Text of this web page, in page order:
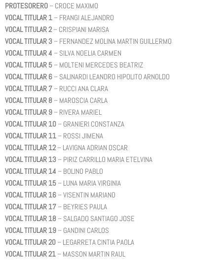
PROTESORERO – CROCE MAXIMO
VOCAL TITULAR 1 – FRANGI ALEJANDRO
VOCAL TITULAR 2 – CRISPIANI MARISA
VOCAL TITULAR 3 – FERNANDEZ MOLINA MARTIN GUILLERMO
VOCAL TITULAR 4 – SILVA NOELIA CARMEN
VOCAL TITULAR 5 – MOLTENI MERCEDES BEATRIZ
VOCAL TITULAR 6 – SALINARDI LEANDRO HIPOLITO ARNOLDO
VOCAL TITULAR 7 – RUCCI ANA CLARA
VOCAL TITULAR 8 – MAROSCIA CARLA
VOCAL TITULAR 9 – RIVERA MARIEL
VOCAL TITULAR 10 – GRANIERI CONSTANZA
VOCAL TITULAR 11 – ROSSI JIMENA
VOCAL TITULAR 12 – LAVIGNA ADRIAN OSCAR
VOCAL TITULAR 13 – PIRIZ CARRILLO MARIA ETELVINA
VOCAL TITULAR 14 – BOLINO PABLO
VOCAL TITULAR 15 – LUNA MARIA VIRGINIA
VOCAL TITULAR 16 – VISENTIN MARIANO
VOCAL TITULAR 17 – BEYRIES PAULA
VOCAL TITULAR 18 – SALGADO SANTIAGO JOSE
VOCAL TITULAR 19 – GANDINI CARLOS
VOCAL TITULAR 20 – LEGARRETA CINTIA PAOLA
VOCAL TITULAR 21 – MASSON MARTIN RAUL